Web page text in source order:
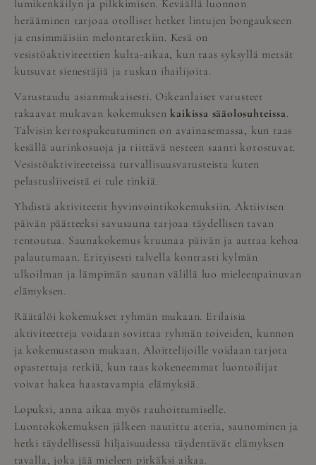
lumikenkäilyn ja pilkkimisen. Keväällä luonnon
herääminen tarjoaa otolliset hetket lintujen bongaukseen
ja ensimmäisiin melontaretkiin. Kesä on
vesistöaktiviteettien kulta-aikaa, kun taas syksyllä metsät
kutsuvat sienestäjiä ja ruskan ihailijoita.
Varustaudu asianmukaisesti. Oikeanlaiset varusteet
takaavat mukavan kokemuksenkaikissa sääolosuhteissa.
Talvisin kerrospukeutuminen on avainasemassa, kun taas
kesällä aurinkosuoja ja riittävä nesteen saanti korostuvat.
Vesistöaktiviteeteissa turvallisuusvarusteista kuten
pelastusliiveistä ei tule tinkiä.
Yhdistä aktiviteetit hyvinvointikokemuksiin. Aktiivisen
päivän päätteeksi savusauna tarjoaa täydellisen tavan
rentoutua. Saunakokemus kruunaa päivän ja auttaa kehoa
palautumaan. Erityisesti talvella kontrasti kylmän
ulkoilman ja lämpimän saunan välillä luo mieleenpainuvan
elämyksen.
Räätälöi kokemukset ryhmän mukaan. Erilaisia
aktiviteetteja voidaan sovittaa ryhmän toiveiden, kunnon
ja kokemustason mukaan. Aloittelijoille voidaan tarjota
opastettuja retkiä, kun taas kokeneemmat luontoilijat
voivat hakea haastavampia elämyksiä.
Lopuksi, anna aikaa myös rauhoittumiselle.
Luontokokemuksen jälkeen nautittu ateria, saunominen ja
hetki täydellisessä hiljaisuudessa täydentävät elämyksen
tavalla, joka jää mieleen pitkäksi aikaa.